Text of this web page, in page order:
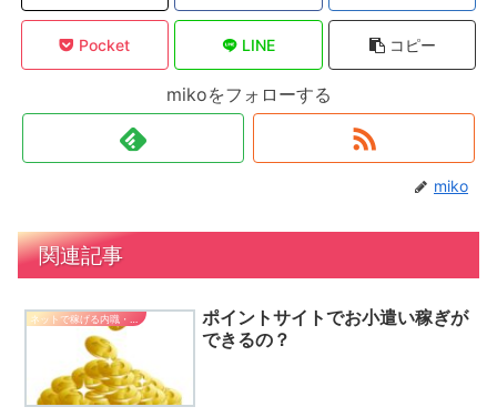
Pocket LINE コピー
mikoをフォローする
miko
関連記事
ネットで稼げる内職・副業
ポイントサイトでお小遣い稼ぎが
できるの？